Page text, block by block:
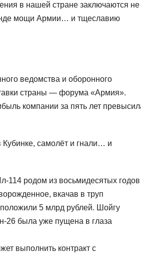
в нашей стране заключаются не
мощи Армии… и тщеславию
ведомства и оборонного
страны — форума «Армия».
компании за пять лет
Кубинке, самолёт и гнали… и
114 родом из восьмидесятых годов
вкачав в труп
5 млрд рублей. Шойгу
26 была уже пущена в глаза
выполнить контракт с